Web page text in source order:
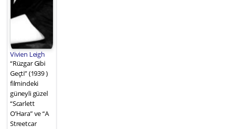
Vivien Leigh
“Rüzgar Gibi
Geçti” (1939 )
filmindeki
güneyli güzel
“Scarlett
O’Hara” ve “A
Streetcar